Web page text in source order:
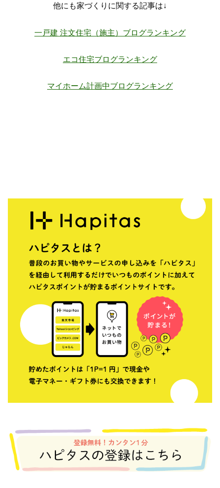
他にも家づくりに関する記事は↓
一戸建 注文住宅（施主）ブログランキング
エコ住宅ブログランキング
マイホーム計画中ブログランキング